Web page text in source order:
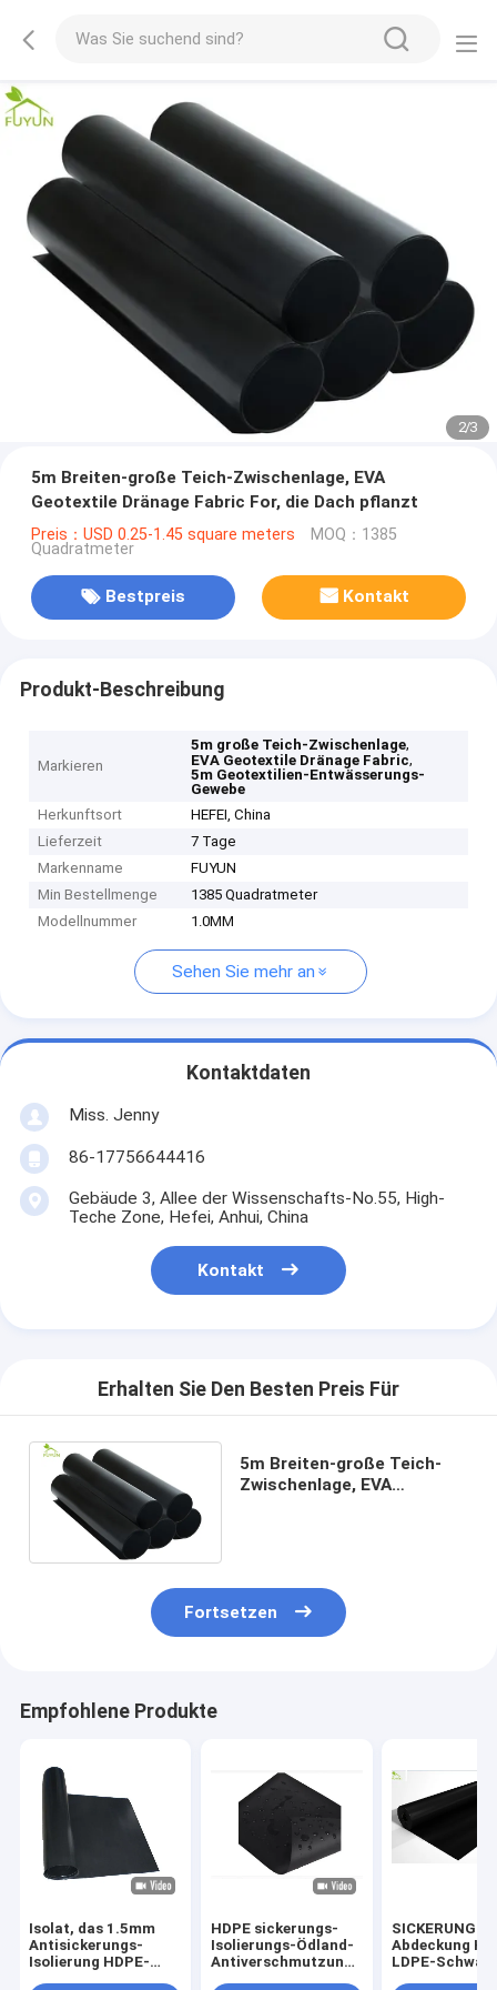
2/3
5m Breiten-große Teich-Zwischenlage, EVA
Geotextile Dränage Fabric For, die Dach pflanzt
Preis：USD 0.25-1.45 square meters MOQ：1385
Quadratmeter
Bestpreis Kontakt
Produkt-Beschreibung
Markieren
5m große Teich-Zwischenlage,
EVA Geotextile Dränage Fabric,
5m Geotextilien-Entwässerungs-
Gewebe
Herkunftsort
HEFEI, China
Lieferzeit
7 Tage
Markenname
FUYUN
Min Bestellmenge
1385 Quadratmeter
Modellnummer
1.0MM
Sehen Sie mehr an
Kontaktdaten
Miss. Jenny
86-17756644416
Gebäude 3, Allee der Wissenschafts-No.55, High-
Teche Zone, Hefei, Anhui, China
Kontakt
Erhalten Sie Den Besten Preis Für
5m Breiten-große Teich-
Zwischenlage, EVA
Fortsetzen
Empfohlene Produkte
Isolat, das 1.5mm
Antisickerungs-
Isolierung HDPE-
HDPE sickerungs-
Isolierungs-Ödland-
Antiverschmutzung
SICKERUNGS-
Abdeckung
LDPE-